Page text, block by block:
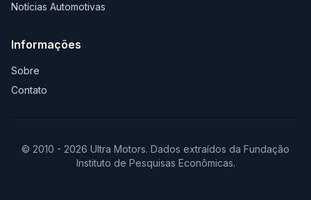
Notícias Automotivas
Informações
Sobre
Contato
© 2010 - 2026 Ultra Motors. Dados extraídos da Fundação
Instituto de Pesquisas Econômicas.